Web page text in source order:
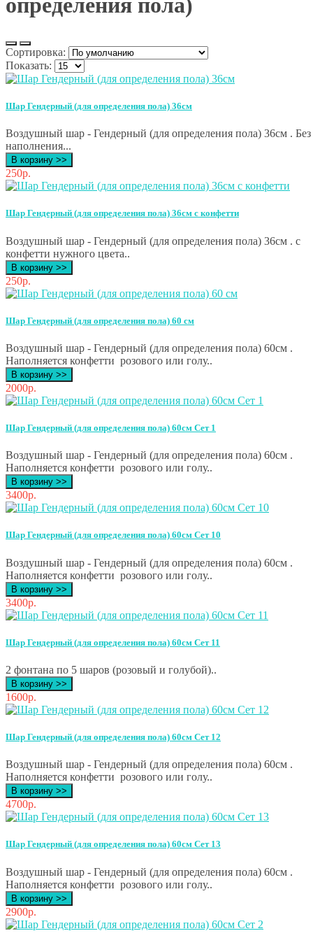
определения пола)
Сортировка:
Показать:
Шар Гендерный (для определения пола) 36см
Воздушный шар - Гендерный (для определения пола) 36см . Без
наполнения...
В корзину >>
250р.
Шар Гендерный (для определения пола) 36см с конфетти
Воздушный шар - Гендерный (для определения пола) 36см . с
конфетти нужного цвета..
В корзину >>
250р.
Шар Гендерный (для определения пола) 60 см
Воздушный шар - Гендерный (для определения пола) 60см .
Наполняется конфетти розового или голу..
В корзину >>
2000р.
Шар Гендерный (для определения пола) 60см Сет 1
Воздушный шар - Гендерный (для определения пола) 60см .
Наполняется конфетти розового или голу..
В корзину >>
3400р.
Шар Гендерный (для определения пола) 60см Сет 10
Воздушный шар - Гендерный (для определения пола) 60см .
Наполняется конфетти розового или голу..
В корзину >>
3400р.
Шар Гендерный (для определения пола) 60см Сет 11
2 фонтана по 5 шаров (розовый и голубой)..
В корзину >>
1600р.
Шар Гендерный (для определения пола) 60см Сет 12
Воздушный шар - Гендерный (для определения пола) 60см .
Наполняется конфетти розового или голу..
В корзину >>
4700р.
Шар Гендерный (для определения пола) 60см Сет 13
Воздушный шар - Гендерный (для определения пола) 60см .
Наполняется конфетти розового или голу..
В корзину >>
2900р.